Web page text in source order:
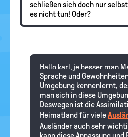
schließen sich doch nur
es nicht tun! Oder?
Hallo karl, je besser man
Sprache und
Umgebung kennenlernt,
man sich in diese
Deswegen ist die
Heimatland für viele
Ausländer auch sehr
kann diese Anpassung und